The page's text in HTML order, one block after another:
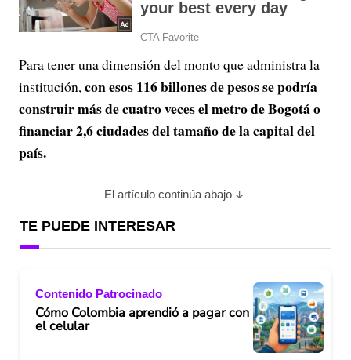
Para tener una dimensión del monto que administra la
institución, con esos 116 billones de pesos se podría
construir más de cuatro veces el metro de Bogotá o
financiar 2,6 ciudades del tamaño de la capital del
país.
El artículo continúa abajo
TE PUEDE INTERESAR
Contenido Patrocinado
Cómo Colombia aprendió a pagar con
el celular